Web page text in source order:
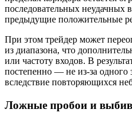
последовательных неудачных
предыдущие положительные
При этом трейдер может
из диапазона, что
или частоту входов. В
постепенно — не из-за одного
вследствие повторяющихся
Ложные пробои и